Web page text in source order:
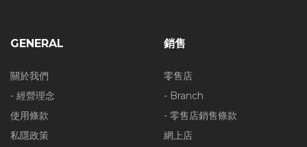
GENERAL
關於我們
- 經營理念
使用條款
私隱政策
銷售
零售店
- Branch
- 零售店銷售條款
網上店